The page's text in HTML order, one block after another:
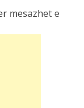
mesazhet e